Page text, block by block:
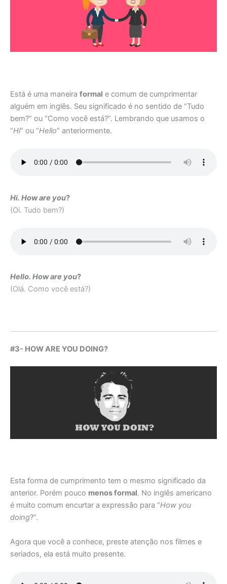
Está é uma maneira formal e comum de cumprimentar
alguém em inglês. Seu significado é no sentido de “Tudo
bem?” ou “Como você está?”. Lembrando que usamos o
“Hi” ou “Hello” anteriormente.
Hi. How are you?
(Oi. Tudo bem?)
Hello. How are you?
(Olá. Como você está?)
#3- HOW ARE YOU DOING?
Esta forma de cumprimento tem o mesmo significado da
anterior. Porém pouco menos formal. No inglês americano
é muito comum encurtar a expressão para “How you
doing?”.
Agora que você a conhece, preste atenção nos filmes e
seriados, ela está muito presente.